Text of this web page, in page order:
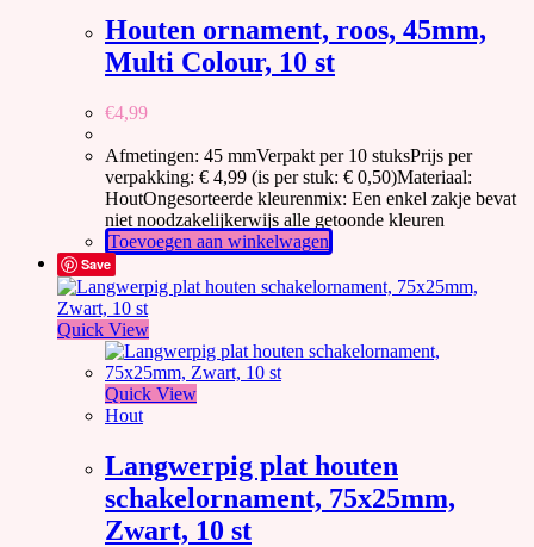
Houten ornament, roos, 45mm,
Multi Colour, 10 st
€4,99
Afmetingen: 45 mmVerpakt per 10 stuksPrijs per
verpakking: € 4,99 (is per stuk: € 0,50)Materiaal:
HoutOngesorteerde kleurenmix: Een enkel zakje bevat
niet noodzakelijkerwijs alle getoonde kleuren
Toevoegen aan winkelwagen
Save
Quick View
Quick View
Hout
Langwerpig plat houten
schakelornament, 75x25mm,
Zwart, 10 st